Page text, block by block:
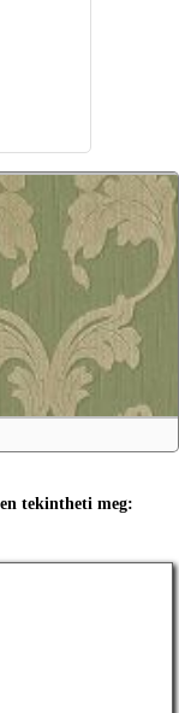
tekintheti meg: